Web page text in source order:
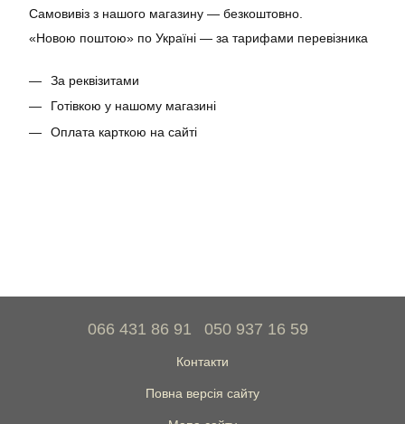
Самовивіз з нашого магазину — безкоштовно.
«Новою поштою» по Україні — за тарифами перевізника
За реквізитами
Готівкою у нашому магазині
Оплата карткою на сайті
066 431 86 91 050 937 16 59
Контакти
Повна версія сайту